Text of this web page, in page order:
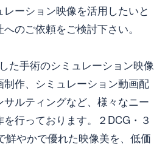
ーション映像を活用したいと
のご依頼をご検討下さい。
た手術のシミュレーション映像
作、シミュレーション動画配
ルティングなど、様々なニー
行っております。２DCG・３
鮮やかで優れた映像美を、低価